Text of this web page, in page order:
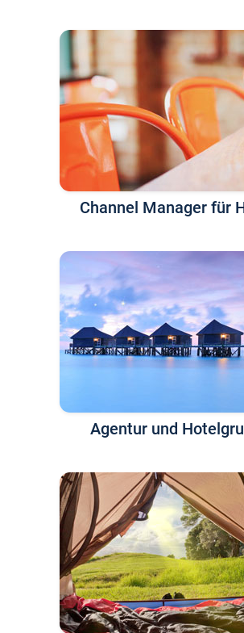
Channel Manager für
Agentur und